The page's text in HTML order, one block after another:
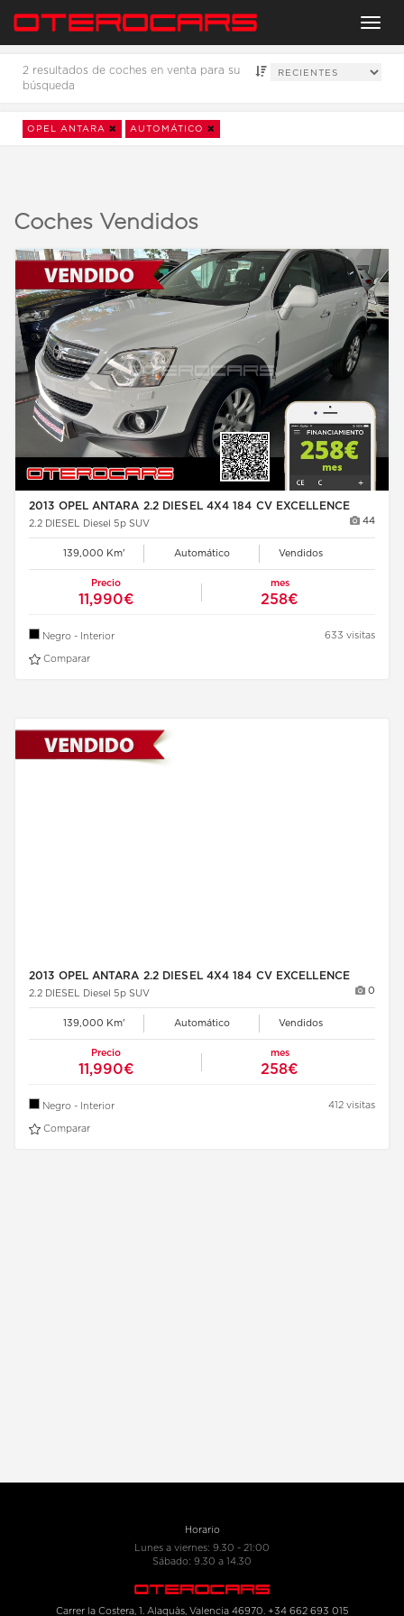
Menu
2 resultados de coches en venta para su
búsqueda
OPEL ANTARA AUTOMÁTICO
Coches Vendidos
2013 OPEL ANTARA 2.2 DIESEL 4X4 184 CV EXCELLENCE
44
2.2 DIESEL Diesel 5p SUV
139,000 Km' Automático Vendidos
Precio
11,990€
mes
258€
633 visitas
Negro - Interior
Comparar
2013 OPEL ANTARA 2.2 DIESEL 4X4 184 CV EXCELLENCE
0
2.2 DIESEL Diesel 5p SUV
139,000 Km' Automático Vendidos
Precio
11,990€
mes
258€
412 visitas
Negro - Interior
Comparar
Horario
Lunes a viernes: 9.30 - 21:00
Sábado: 9.30 a 14.30
Carrer la Costera, 1. Alaquàs, Valencia 46970. +34 662 693 015